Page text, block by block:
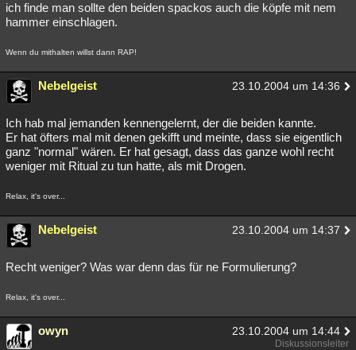
ich finde man sollte den beiden spackos auch die köpfe mit nem
hammer einschlagen.
Wenn du mithalten willst dann RAP!
Nebelgeist 23.10.2004 um 14:36
Ich hab mal jemanden kennengelernt, der die beiden kannte.
Er hat öfters mal mit denen gekifft und meinte, dass sie eigentlich
ganz "normal" wären. Er hat gesagt, dass das ganze wohl recht
weniger mit Ritual zu tun hatte, als mit Drogen.
Relax, it's over...
Nebelgeist 23.10.2004 um 14:37
Recht weniger? Was war denn das für ne Formulierung?
Relax, it's over...
owyn 23.10.2004 um 14:44
Diskussionsleiter